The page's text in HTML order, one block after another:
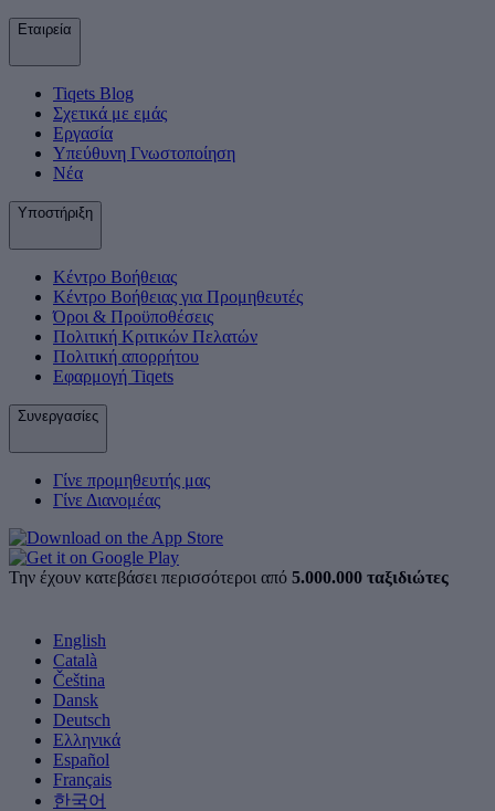
Εταιρεία
Tiqets Βlog
Σχετικά με εμάς
Εργασία
Υπεύθυνη Γνωστοποίηση
Νέα
Υποστήριξη
Κέντρο Βοήθειας
Κέντρο Βοήθειας για Προμηθευτές
Όροι & Προϋποθέσεις
Πολιτική Κριτικών Πελατών
Πολιτική απορρήτου
Εφαρμογή Tiqets
Συνεργασίες
Γίνε προμηθευτής μας
Γίνε Διανομέας
Την έχουν κατεβάσει περισσότεροι από 5.000.000 ταξιδιώτες
English
Català
Čeština
Dansk
Deutsch
Ελληνικά
Español
Français
한국어